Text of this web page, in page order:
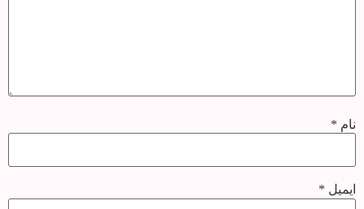
نام *
ایمیل *